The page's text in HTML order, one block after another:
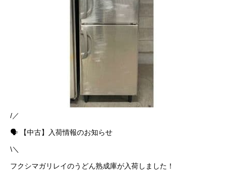
/／
🗣 【中古】入荷情報のお知らせ
\＼
フクシマガリレイのうどん熟成庫が入荷しました！